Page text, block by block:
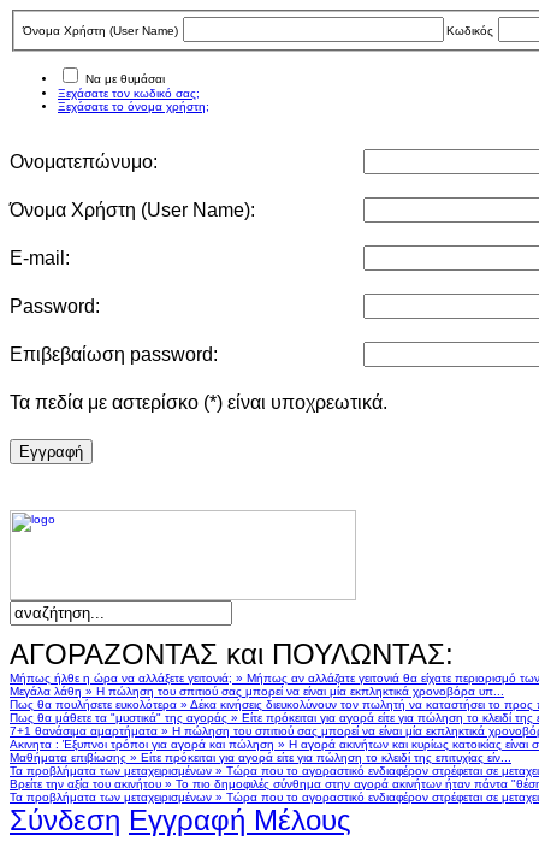
Όνομα Χρήστη (User Νame) Κωδικός
Να με θυμάσαι
Ξεχάσατε τον κωδικό σας;
Ξεχάσατε το όνομα χρήστη;
Ονοματεπώνυμο:
Όνομα Χρήστη (User Νame):
E-mail:
Password:
Επιβεβαίωση password:
Τα πεδία με αστερίσκο (*) είναι υποχρεωτικά.
Eγγραφή
ΑΓΟΡΑΖΟΝΤΑΣ και ΠΟΥΛΩΝΤΑΣ:
Μήπως ήλθε η ώρα να αλλάξετε γειτονιά; » Μήπως αν αλλάζατε γειτονιά θα είχατε περιορισμό
Μεγάλα λάθη » Η πώληση του σπιτιού σας μπορεί να είναι μία εκπληκτικά χρονοβόρα υπ...
Πως θα πουλήσετε ευκολότερα » Δέκα κινήσεις διευκολύνουν τον πωλητή να καταστήσει το
Πως θα μάθετε τα "μυστικά" της αγοράς » Είτε πρόκειται για αγορά είτε για πώληση το κλειδί της
7+1 θανάσιμα αμαρτήματα » Η πώληση του σπιτιού σας μπορεί να είναι μία εκπληκτικά
Ακινητα : Έξυπνοι τρόποι για αγορά και πώληση » Η αγορά ακινήτων και κυρίως κατοικίας
Μαθήματα επιβίωσης » Είτε πρόκειται για αγορά είτε για πώληση το κλειδί της επιτυχίας είν...
Τα προβλήματα των μεταχειρισμένων » Τώρα που το αγοραστικό ενδιαφέρον στρέφεται σε
Βρείτε την αξία του ακινήτου » Το πιο δημοφιλές σύνθημα στην αγορά ακινήτων ήταν πάντα
Τα προβλήματα των μεταχειρισμένων » Τώρα που το αγοραστικό ενδιαφέρον στρέφεται σε
Σύνδεση Εγγραφή Μέλους